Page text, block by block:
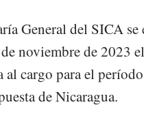
General del SICA se
noviembre de 2023
al cargo para el
de Nicaragua.